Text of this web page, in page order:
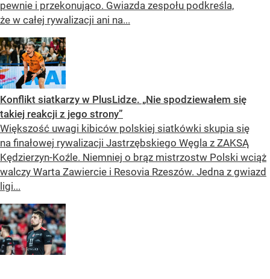
pewnie i przekonująco. Gwiazda zespołu podkreśla,
że w całej rywalizacji ani na...
Konflikt siatkarzy w PlusLidze. „Nie spodziewałem się
takiej reakcji z jego strony”
Większość uwagi kibiców polskiej siatkówki skupia się
na finałowej rywalizacji Jastrzębskiego Węgla z ZAKSĄ
Kędzierzyn-Koźle. Niemniej o brąz mistrzostw Polski wciąż
walczy Warta Zawiercie i Resovia Rzeszów. Jedna z gwiazd
ligi...